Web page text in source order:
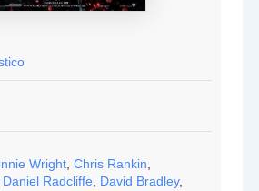
Wright ,Chris Rankin
Daniel Radcliffe David Bradley,